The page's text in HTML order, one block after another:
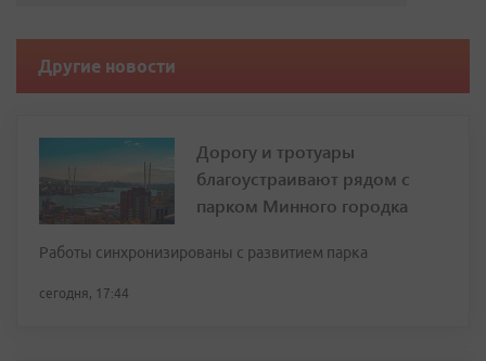
Другие новости
Дорогу и тротуары
благоустраивают рядом с
парком Минного городка
Работы синхронизированы с развитием парка
сегодня, 17:44